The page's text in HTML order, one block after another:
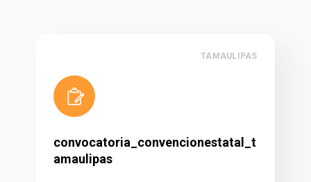
TAMAULIPAS
convocatoria_convencionestatal_t
amaulipas